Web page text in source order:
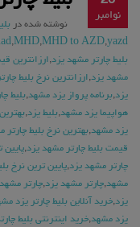
نوامبر
نوشته شده در
,MHD,MHD to AZD,yazd
بلیط چارتر مشهد یزد,ارزانترین
مشهد یزد,ارزانترین نرخ بلیط
یزد,برنامه پرواز یزد مشهد,بلیط
هواپیما یزد مشهد,بلیط یزد,
یزد مشهد,بهترین نرخ بلیط چارتر
قیمت بلیط چارتر مشهد یزد,
چارتر مشهد یزد,پایین ترین نرخ
مشهد,چارتر مشهد یزد,چارتر
یزد,خرید آنلاین بلیط چارتر یزد
یزد مشهد,خرید اینترنتی بلیط